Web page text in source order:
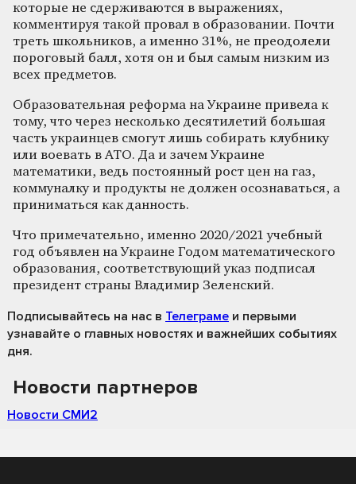
которые не сдерживаются в выражениях,
комментируя такой провал в образовании. Почти
треть школьников, а именно 31%, не преодолели
пороговый балл, хотя он и был самым низким из
всех предметов.
Образовательная реформа на Украине привела к
тому, что через несколько десятилетий большая
часть украинцев смогут лишь собирать клубнику
или воевать в АТО. Да и зачем Украине
математики, ведь постоянный рост цен на газ,
коммуналку и продукты не должен осознаваться, а
приниматься как данность.
Что примечательно, именно 2020/2021 учебный
год объявлен на Украине Годом математического
образования, соответствующий указ подписал
президент страны Владимир Зеленский.
Подписывайтесь на нас в Телеграме и первыми
узнавайте о главных новостях и важнейших событиях
дня.
Новости партнеров
Новости СМИ2